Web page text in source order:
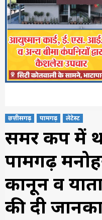
छत्तीसगढ़ पामगढ़ लेटेस्ट
समर कैंप में
पामगढ़
कानून व
की दी